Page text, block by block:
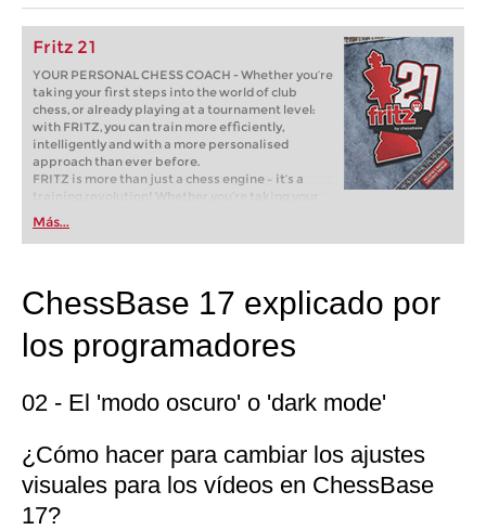
Fritz 21
YOUR PERSONAL CHESS COACH - Whether you’re
taking your first steps into the world of club
chess, or already playing at a tournament level:
with FRITZ, you can train more efficiently,
intelligently and with a more personalised
approach than ever before.
FRITZ is more than just a chess engine – it’s a
training revolution! Whether you’re taking your
first steps into the world of club chess, or already
playing at a tournament level: with FRITZ, you can
train more efficiently, intelligently and with a
Más...
ChessBase 17 explicado por
los programadores
02 - El 'modo oscuro' o 'dark mode'
¿Cómo hacer para cambiar los ajustes
visuales para los vídeos en ChessBase
17?